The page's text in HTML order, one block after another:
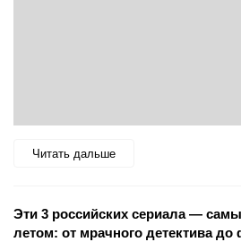
Читать дальше
Эти 3 российских сериала —
летом: от мрачного детектива до